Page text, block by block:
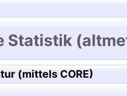
Statistik
(mittels CORE)